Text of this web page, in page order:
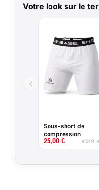
Votre look sur le
Sous-short de
compression
25,00 € VOIR →